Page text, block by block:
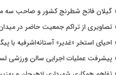
گیلان فاتح شطرنج کشور و صاحب سه
تصاویری از تراکم جمعیت حاضر در
احیای استخر «غدیر» آستانه‌اشرفیه با
پیشرفت عملیات اجرایی سالن ورزشی